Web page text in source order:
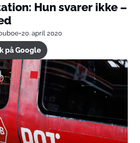
Hun svarer ikke –
•20. april 2020
på Google